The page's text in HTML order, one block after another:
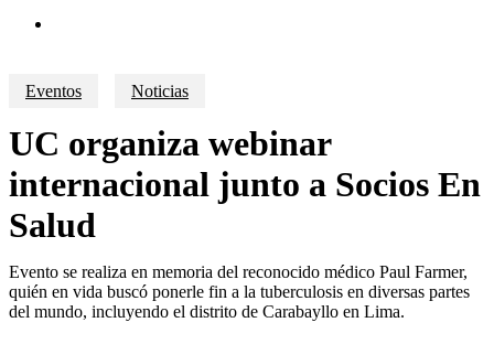
Eventos Noticias
UC organiza webinar
internacional junto a Socios En
Salud
Evento se realiza en memoria del reconocido médico Paul Farmer,
quién en vida buscó ponerle fin a la tuberculosis en diversas partes
del mundo, incluyendo el distrito de Carabayllo en Lima.